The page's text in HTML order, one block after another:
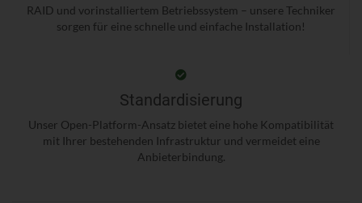
RAID und vorinstalliertem Betriebssystem – unsere Techniker
sorgen für eine schnelle und einfache Installation!
Standardisierung
Unser Open-Platform-Ansatz bietet eine hohe Kompatibilität
mit Ihrer bestehenden Infrastruktur und vermeidet eine
Anbieterbindung.